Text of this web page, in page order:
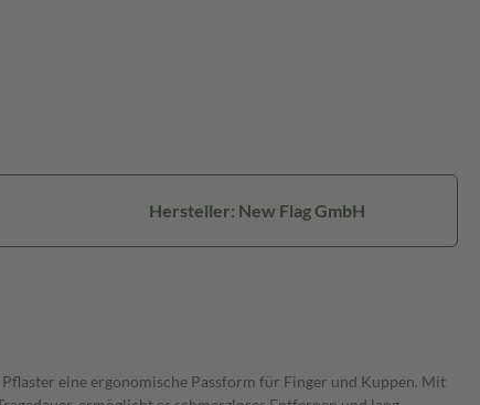
Hersteller: New Flag GmbH
eine ergonomische Passform für Finger und Kuppen. Mit